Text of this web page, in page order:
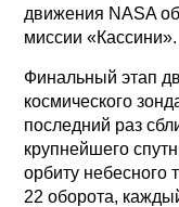
движения NASA
миссии «Кассини».
Финальный этап
космического
последний раз
крупнейшего
орбиту небесного
22 оборота,